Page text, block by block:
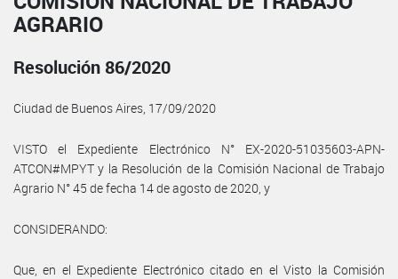
AGRARIO
Resolución 86/2020
Ciudad de Buenos Aires, 17/09/2020
VISTO el Expediente Electrónico N° EX-2020-51035603-APN-
ATCON#MPYT y la Resolución de la Comisión Nacional de Trabajo
Agrario N° 45 de fecha 14 de agosto de 2020, y
CONSIDERANDO:
Que, en el Expediente Electrónico citado en el Visto la Comisión